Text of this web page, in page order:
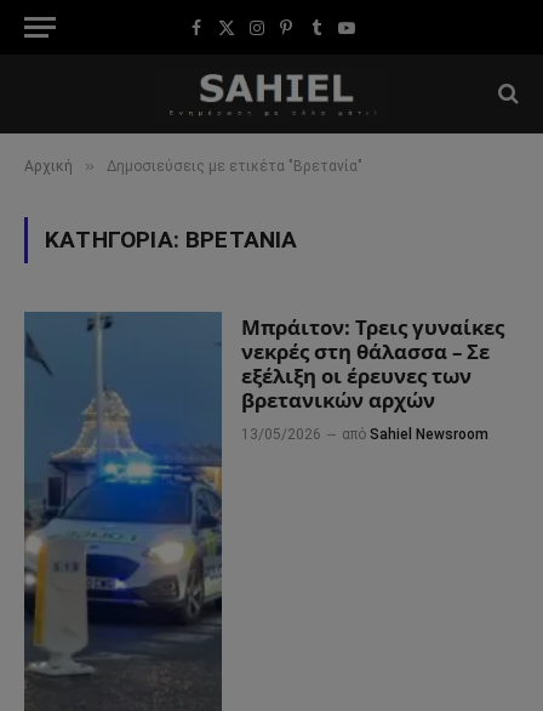
Facebook
X
Instagram
Pinterest
TumblrYouTube
Αρχική » Δημοσιεύσεις με ετικέτα "Βρετανία"
ΚΑΤΗΓΟΡΊΑ: ΒΡΕΤΑΝΊΑ
Μπράιτον: Τρεις γυναίκες
νεκρές στη θάλασσα – Σε
εξέλιξη οι έρευνες των
βρετανικών αρχών
13/05/2026 από Sahiel Newsroom